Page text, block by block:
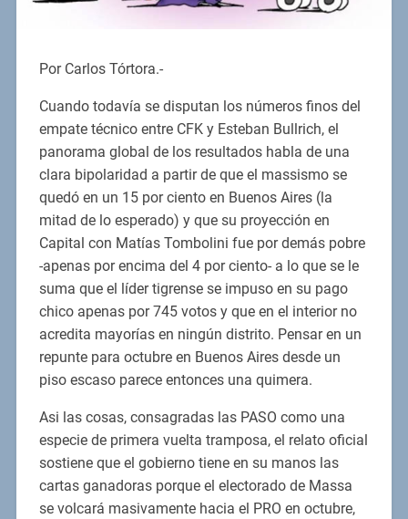
Por Carlos Tórtora.-
Cuando todavía se disputan los números finos del
empate técnico entre CFK y Esteban Bullrich, el
panorama global de los resultados habla de una
clara bipolaridad a partir de que el massismo se
quedó en un 15 por ciento en Buenos Aires (la
mitad de lo esperado) y que su proyección en
Capital con Matías Tombolini fue por demás pobre
-apenas por encima del 4 por ciento- a lo que se le
suma que el líder tigrense se impuso en su pago
chico apenas por 745 votos y que en el interior no
acredita mayorías en ningún distrito. Pensar en un
repunte para octubre en Buenos Aires desde un
piso escaso parece entonces una quimera.
Asi las cosas, consagradas las PASO como una
especie de primera vuelta tramposa, el relato oficial
sostiene que el gobierno tiene en su manos las
cartas ganadoras porque el electorado de Massa
se volcará masivamente hacia el PRO en octubre,